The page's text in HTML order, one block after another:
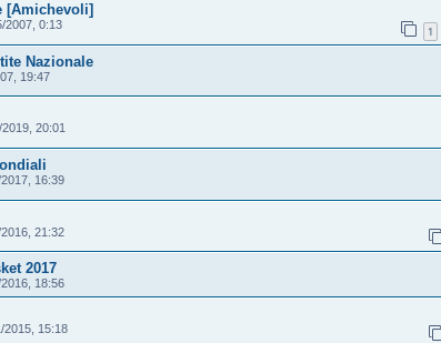
[Amichevoli]
2007, 0:13 1
Nazionale
19:47
20:01
2017, 16:39
21:32
2017
2016, 18:56
2015, 15:18